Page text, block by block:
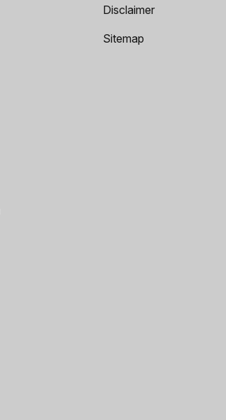
Disclaimer
Sitemap